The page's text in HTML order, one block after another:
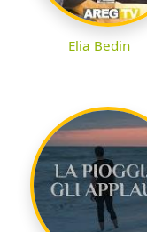
Elia Bedin